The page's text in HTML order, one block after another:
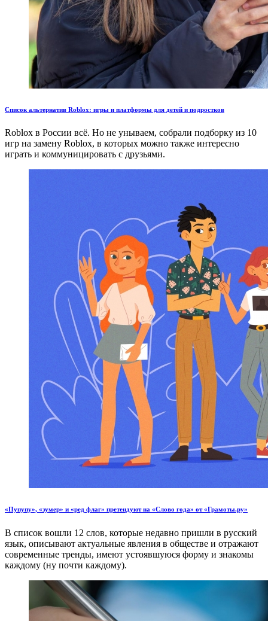
Список альтернатив Roblox: игры и платформы для детей и подростков
Roblox в России всё. Но не унываем, собрали подборку из 10
игр на замену Roblox, в которых можно также интересно
играть и коммуницировать с друзьями.
«Пупупу», «зумер» и «ред флаг» претендуют на «Слово года» от «Грамоты.ру»
В список вошли 12 слов, которые недавно пришли в русский
язык, описывают актуальные явления в обществе и отражают
современные тренды, имеют устоявшуюся форму и знакомы
каждому (ну почти каждому).